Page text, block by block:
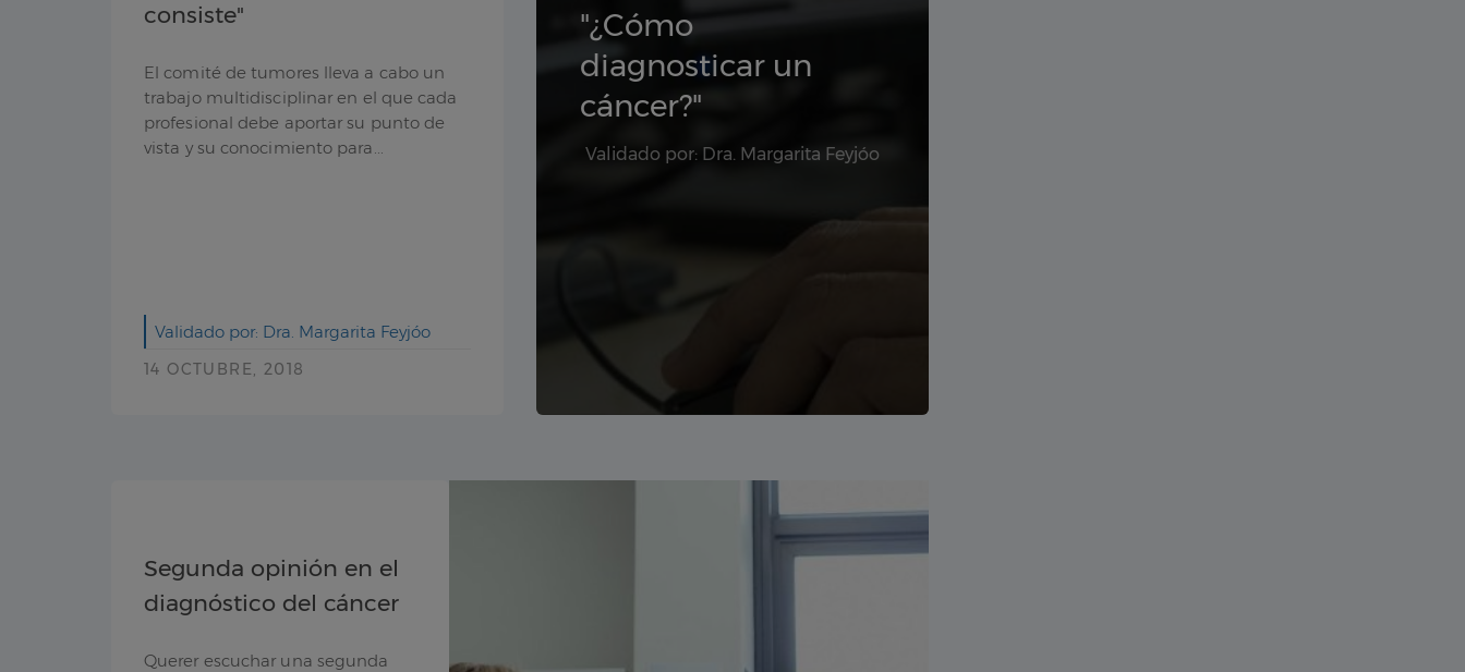
consiste"
El comité de tumores lleva a cabo un
trabajo multidisciplinar en el que cada
profesional debe aportar su punto de
vista y su conocimiento para...
Validado por: Dra. Margarita Feyjóo
14 OCTUBRE, 2018
"¿Cómo
diagnosticar un
cáncer?"
Validado por: Dra. Margarita Feyjóo
Segunda opinión en el
diagnóstico del cáncer
Querer escuchar una segunda